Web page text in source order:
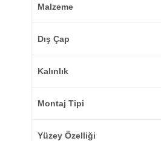
Malzeme
Dış Çap
Kalınlık
Montaj Tipi
Yüzey Özelliği